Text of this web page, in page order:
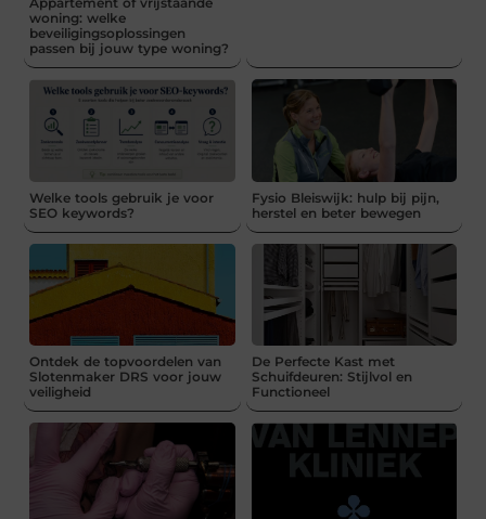
woning: welke
beveiligingsoplossingen
passen bij jouw type woning?
Welke tools gebruik je voor
SEO keywords?
Fysio Bleiswijk: hulp bij pijn,
herstel en beter bewegen
Ontdek de topvoordelen van
Slotenmaker DRS voor jouw
veiligheid
De Perfecte Kast met
Schuifdeuren: Stijlvol en
Functioneel